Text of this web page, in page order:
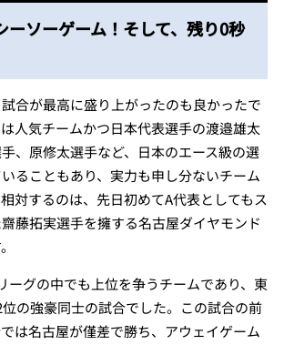
ーソーゲーム！そして、残り0秒
合が最高に盛り上がったのも良かったで
人気チームかつ日本代表選手の渡邉雄太
、原修太選手など、日本のエース級の選
ることもあり、実力も申し分ないチーム
対するのは、先日初めてA代表としてもス
藤拓実選手を擁する名古屋ダイヤモンド
ーグの中でも上位を争うチームであり、東
の強豪同士の試合でした。この試合の前
は名古屋が僅差で勝ち、アウェイゲーム